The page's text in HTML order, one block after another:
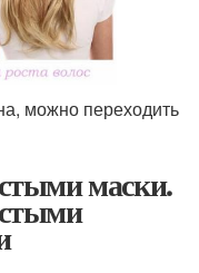
можно переходить
маски.